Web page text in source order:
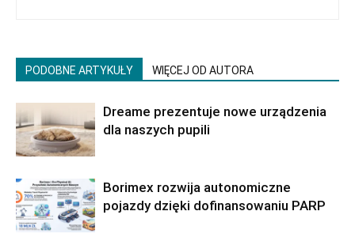
PODOBNE ARTYKUŁY WIĘCEJ OD AUTORA
Dreame prezentuje nowe urządzenia
dla naszych pupili
Borimex rozwija autonomiczne
pojazdy dzięki dofinansowaniu PARP